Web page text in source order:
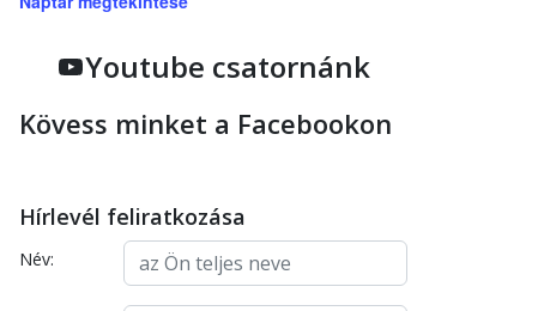
Youtube csatornánk
Kövess minket a Facebookon
Hírlevél feliratkozása
Név: